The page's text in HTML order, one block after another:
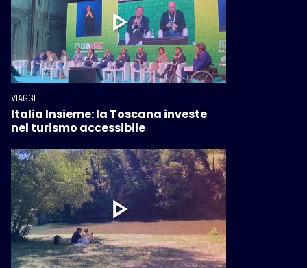
VIAGGI
Italia Insieme: la Toscana investe
nel turismo accessibile